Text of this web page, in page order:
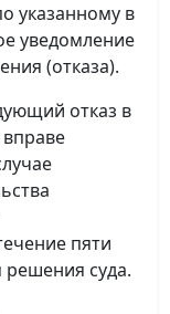
указанному в
уведомление
(отказа).
отказ в
пяти
решения суда.